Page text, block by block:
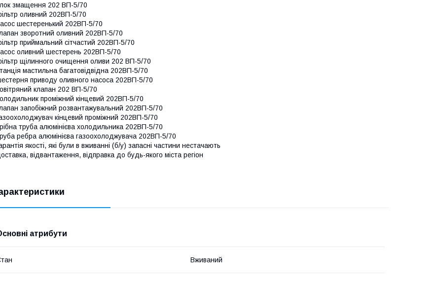
змащення 202 ВП-5/70
оливний 202ВП-5/70
шестеренький 202ВП-5/70
зворотний оливний 202ВП-5/70
приймальний сітчастий 202ВП-5/70
оливний шестерень 202ВП-5/70
щілинного очищення оливи 202 ВП-5/70
мастильна багатовідвідна 202ВП-5/70
приводу оливного насоса 202ВП-5/70
клапан 202 ВП-5/70
проміжний кінцевий 202ВП-5/70
запобіжний розвантажувальний 202ВП-5/70
кінцевий проміжний 202ВП-5/70
труба алюмінієва холодильника 202ВП-5/70
ребра алюмінієва газоохолоджувача 202ВП-5/70
якості, які були в вживанні (б/у) запасні частини нестачають
відвантаження, відправка до будь-якого міста регіон
атрибути
Вживаний